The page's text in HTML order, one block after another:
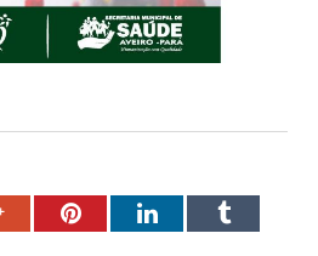
Google+PinterestLinkedInTumblr